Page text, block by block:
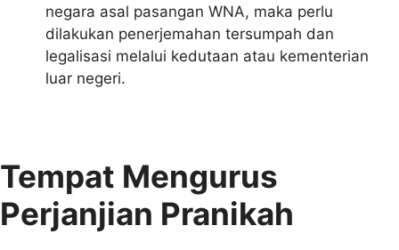
negara asal pasangan WNA, maka perlu
dilakukan penerjemahan tersumpah dan
legalisasi melalui kedutaan atau kementerian
luar negeri.
Tempat Mengurus
Perjanjian Pranikah